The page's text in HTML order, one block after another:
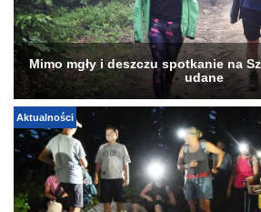
Mimo mgły i deszczu spotkanie na
udane
Aktualności